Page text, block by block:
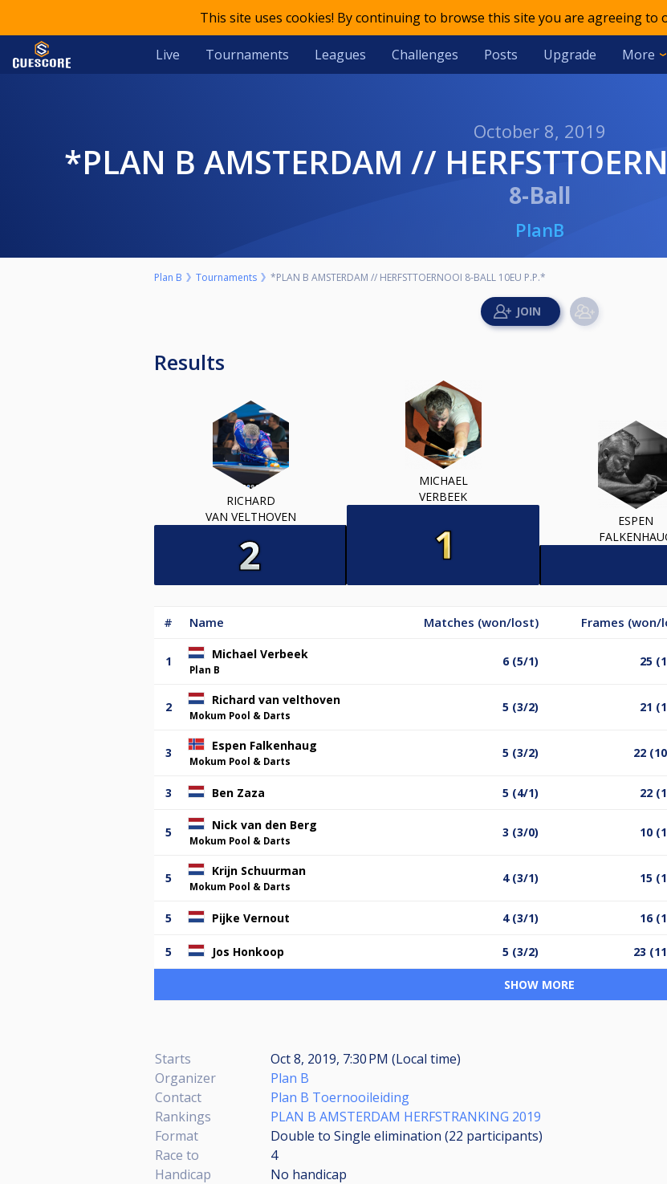
This site uses cookies! By continuing to browse this site you are agreeing to
Live Tournaments Leagues Challenges Posts Upgrade More
October 8, 2019
*PLAN B AMSTERDAM //
8-Ball
PlanB
Plan B Tournaments *PLAN B AMSTERDAM // HERFSTTOERNOOI 8-BALL 10EU P.P.*
Results
RICHARD
VAN VELTHOVEN
MICHAEL
VERBEEK
ESPEN
# Name Matches (won/lost) Frames (won/
1 Michael Verbeek
Plan B
6 (5/1) 25
2 Richard van velthoven
Mokum Pool & Darts
5 (3/2) 21
3 Espen Falkenhaug
Mokum Pool & Darts
5 (3/2) 22
3 Ben Zaza 5 (4/1) 22
5 Nick van den Berg
Mokum Pool & Darts
3 (3/0) 10
5 Krijn Schuurman
Mokum Pool & Darts
4 (3/1) 15
5 Pijke Vernout 4 (3/1) 16
5 Jos Honkoop 5 (3/2) 23
SHOW MORE
Starts
Oct 8, 2019, 7:30 PM (Local time)
Organizer
Plan B
Contact
Plan B Toernooileiding
Rankings
PLAN B AMSTERDAM HERFSTRANKING 2019
Format
Double to Single elimination (22 participants)
Race to
4
Handicap
No handicap